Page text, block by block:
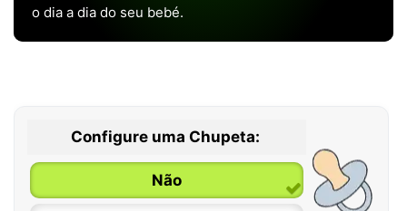
o dia a dia do seu bebé.
Configure uma Chupeta:
Não